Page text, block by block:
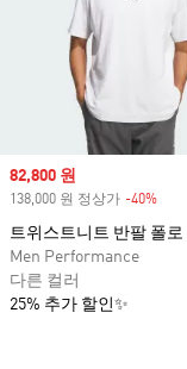
Sale price
82,800 원
138,000 원 정상가 -40%
트위스트니트 반팔 폴로
Men Performance
다른 컬러
25% 추가 할인✨